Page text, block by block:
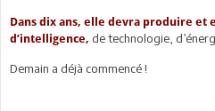
Dans dix ans, elle devra produire et
d’intelligence, de technologie,
Demain a déjà commencé !